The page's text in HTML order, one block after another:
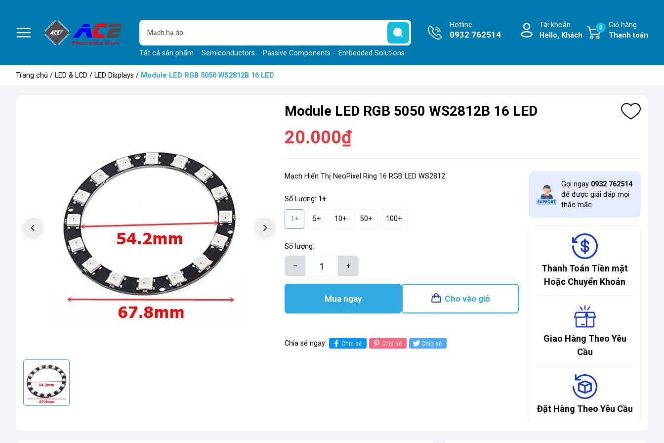
Tất cả sản phẩm Semiconductors Passive Components Embedded Solutions
Hotline
0932 762514
Tài khoản
Hello, Khách
Giỏ hàng
Thanh toán
0
Trang chủ / LED & LCD / LED Displays / Module LED RGB 5050 WS2812B 16 LED
Module LED RGB 5050 WS2812B 16 LED
20.000₫
Mạch Hiển Thị NeoPixel Ring 16 RGB LED WS2812
Số Lượng: 1+
1+ 5+ 10+ 50+ 100+
Số lượng:
– +
Mua ngay Cho vào giỏ
Chia sẻ ngay: Chia sẻ Chia sẻ Chia sẻ
Gọi ngay 0932 762514
để được giải đáp mọi
thắc mắc
Thanh Toán Tiền mặt
Hoặc Chuyển Khoản
Giao Hàng Theo Yêu
Cầu
Đặt Hàng Theo Yêu Cầu